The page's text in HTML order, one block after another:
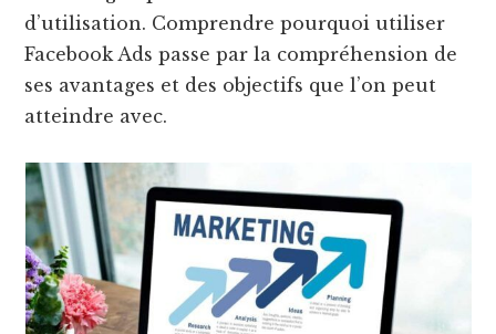
d’utilisation. Comprendre pourquoi utiliser
Facebook Ads passe par la compréhension de
ses avantages et des objectifs que l’on peut
atteindre avec.